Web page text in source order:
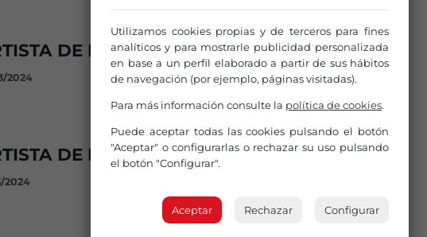
DE LA SEMANA, TAPIA ETA LETURIA
2024
DE LA SEMANA, EFECTO PASILLO
2024
Utilizamos cookies propias y de terceros para fines
analíticos y para mostrarle publicidad personalizada
en base a un perfil elaborado a partir de sus hábitos
de navegación (por ejemplo, páginas visitadas).
Para más información consulte la política de cookies.
Puede aceptar todas las cookies pulsando el botón
"Aceptar" o configurarlas o rechazar su uso pulsando
el botón "Configurar".
Aceptar Rechazar Configurar